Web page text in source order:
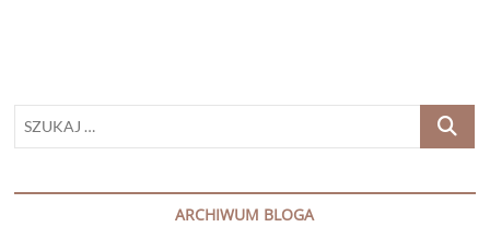
SZUKAJ
ARCHIWUM BLOGA